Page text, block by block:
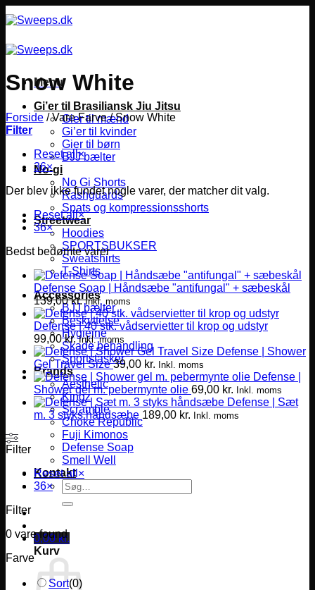
til
Menu
Gi’er til Brasiliansk Jiu Jitsu
Gier til mænd
Gi’er til kvinder
Gier til børn
BJJ bælter
No-gi
No Gi Shorts
Rashguards
Spats og kompressionsshorts
Streetwear
Hoodies
SPORTSBUKSER
Sweatshirts
T-Shirts
Accessories
BJJ bælter
Beskyttelse
Hygiejne
Skade behandling
Sportstasker
Brands
Aesthetic
Kingz
Scramble
Choke Republic
Fuji Kimonos
Defense Soap
Smell Well
Kontakt
Søg
efter:
0,00 kr.
Kurv
Snow White
Forside /Vare Farve/Snow White
Filter
Reset all×
36×
Der blev ikke fundet nogle varer, der matcher dit valg.
Reset all×
36×
Bedst bedømte varer
Defense Soap | Håndsæbe "antifungal" + sæbeskål
139,00kr. Inkl. moms
Defense | 40 stk. vådservietter til krop og udstyr
99,00kr. Inkl. moms
Defense | Shower
Gel Travel Size 39,00 kr. Inkl. moms
Defense |
Shower gel m. pebermynte olie 69,00 kr. Inkl. moms
Defense | Sæt
m. 3 styks håndsæbe 189,00 kr. Inkl. moms
Filter
Reset all ×
36×
Filter
0 vare found
Farve
Sort(0)